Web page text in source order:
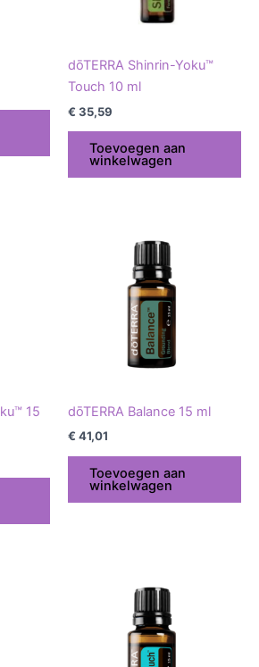
dōTERRA Shinrin-Yoku™
Touch 10 ml
€ 35,59
Toevoegen aan
winkelwagen
15
dōTERRA Balance 15 ml
€ 41,01
Toevoegen aan
winkelwagen